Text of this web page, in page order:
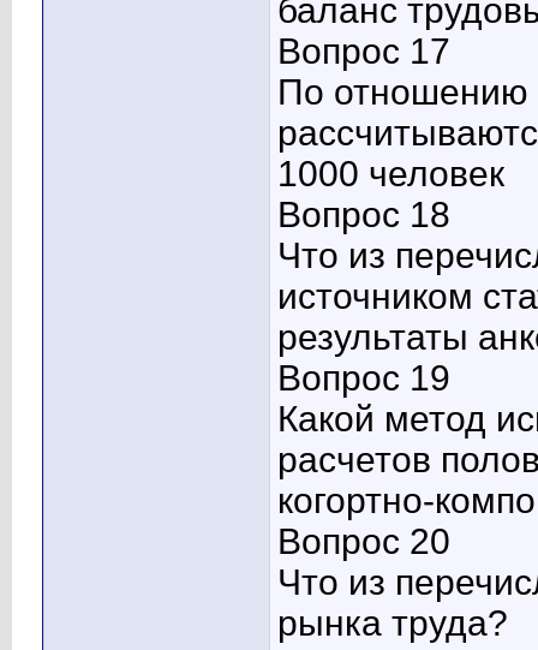
баланс
Вопрос 17
По отношению
1000 человек
Вопрос 18
Что из
источником
результаты
Вопрос 19
Какой метод
расчетов
когортно-
Вопрос 20
Что из
рынка труда?